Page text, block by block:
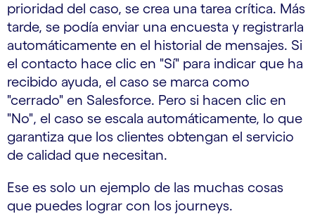
prioridad del caso, se crea una tarea crítica. Más
tarde, se podía enviar una encuesta y registrarla
automáticamente en el historial de mensajes. Si
el contacto hace clic en "Sí" para indicar que ha
recibido ayuda, el caso se marca como
"cerrado" en Salesforce. Pero si hacen clic en
"No", el caso se escala automáticamente, lo que
garantiza que los clientes obtengan el servicio
de calidad que necesitan.
Ese es solo un ejemplo de las muchas cosas
que puedes lograr con los journeys.